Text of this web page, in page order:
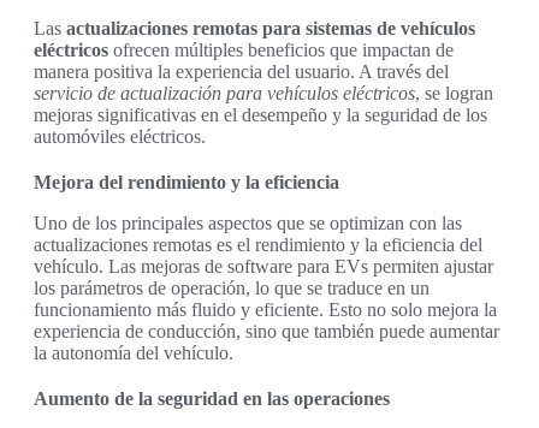
Las actualizaciones remotas para sistemas de vehículos
eléctricos ofrecen múltiples beneficios que impactan de
manera positiva la experiencia del usuario. A través del
servicio de actualización para vehículos eléctricos, se logran
mejoras significativas en el desempeño y la seguridad de los
automóviles eléctricos.
Mejora del rendimiento y la eficiencia
Uno de los principales aspectos que se optimizan con las
actualizaciones remotas es el rendimiento y la eficiencia del
vehículo. Las mejoras de software para EVs permiten ajustar
los parámetros de operación, lo que se traduce en un
funcionamiento más fluido y eficiente. Esto no solo mejora la
experiencia de conducción, sino que también puede aumentar
la autonomía del vehículo.
Aumento de la seguridad en las operaciones